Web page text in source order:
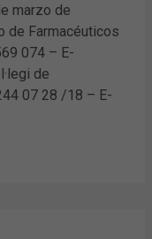
marzo de
de Farmacéuticos
074 – E-
de
07 28 /18 – E-